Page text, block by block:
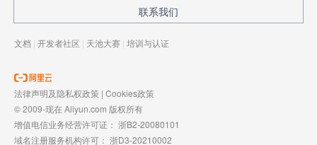
联系我们
文档 | 开发者社区 | 天池大赛 | 培训与认证
法律声明及隐私权政策 | Cookies政策
© 2009-现在 Aliyun.com 版权所有
增值电信业务经营许可证： 浙B2-20080101
域名注册服务机构许可： 浙D3-20210002